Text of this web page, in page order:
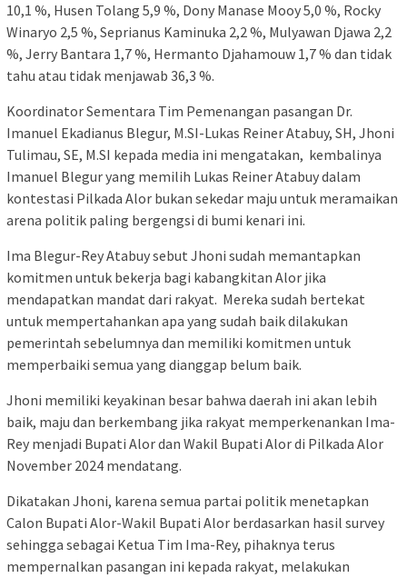
10,1 %, Husen Tolang 5,9 %, Dony Manase Mooy 5,0 %, Rocky
Winaryo 2,5 %, Seprianus Kaminuka 2,2 %, Mulyawan Djawa 2,2
%, Jerry Bantara 1,7 %, Hermanto Djahamouw 1,7 % dan tidak
tahu atau tidak menjawab 36,3 %.
Koordinator Sementara Tim Pemenangan pasangan Dr.
Imanuel Ekadianus Blegur, M.SI-Lukas Reiner Atabuy, SH, Jhoni
Tulimau, SE, M.SI kepada media ini mengatakan, kembalinya
Imanuel Blegur yang memilih Lukas Reiner Atabuy dalam
kontestasi Pilkada Alor bukan sekedar maju untuk meramaikan
arena politik paling bergengsi di bumi kenari ini.
Ima Blegur-Rey Atabuy sebut Jhoni sudah memantapkan
komitmen untuk bekerja bagi kabangkitan Alor jika
mendapatkan mandat dari rakyat. Mereka sudah bertekat
untuk mempertahankan apa yang sudah baik dilakukan
pemerintah sebelumnya dan memiliki komitmen untuk
memperbaiki semua yang dianggap belum baik.
Jhoni memiliki keyakinan besar bahwa daerah ini akan lebih
baik, maju dan berkembang jika rakyat memperkenankan Ima-
Rey menjadi Bupati Alor dan Wakil Bupati Alor di Pilkada Alor
November 2024 mendatang.
Dikatakan Jhoni, karena semua partai politik menetapkan
Calon Bupati Alor-Wakil Bupati Alor berdasarkan hasil survey
sehingga sebagai Ketua Tim Ima-Rey, pihaknya terus
mempernalkan pasangan ini kepada rakyat, melakukan